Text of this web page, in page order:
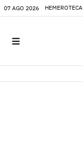
07 AGO 2026 HEMEROTECA